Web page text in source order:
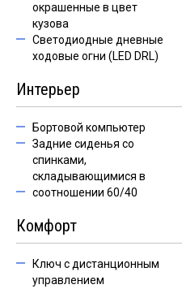
окрашенные в цвет
кузова
Светодиодные дневные
ходовые огни (LED DRL)
Интерьер
Бортовой компьютер
Задние сиденья со
спинками,
складывающимися в
соотношении 60/40
Комфорт
Ключ с дистанционным
управлением